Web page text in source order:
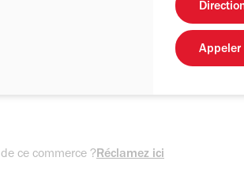
Appeler
ce commerce ?Réclamez ici